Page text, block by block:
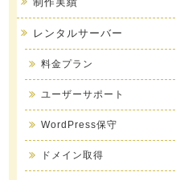
レンタルサーバー
料金プラン
ユーザーサポート
WordPress保守
ドメイン取得